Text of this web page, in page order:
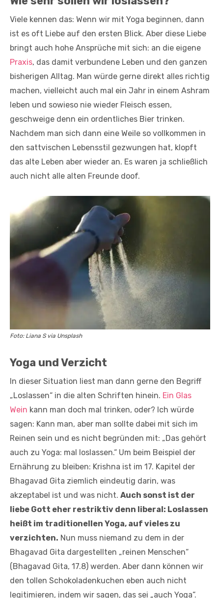
Viele kennen das: Wenn wir mit Yoga beginnen, dann
ist es oft Liebe auf den ersten Blick. Aber diese Liebe
bringt auch hohe Ansprüche mit sich: an die eigene
Praxis, das damit verbundene Leben und den ganzen
bisherigen Alltag. Man würde gerne direkt alles richtig
machen, vielleicht auch mal ein Jahr in einem Ashram
leben und sowieso nie wieder Fleisch essen,
geschweige denn ein ordentliches Bier trinken.
Nachdem man sich dann eine Weile so vollkommen in
den sattvischen Lebensstil gezwungen hat, klopft
das alte Leben aber wieder an. Es waren ja schließlich
auch nicht alle alten Freunde doof.
Foto: Liana S via Unsplash
Yoga und Verzicht
In dieser Situation liest man dann gerne den Begriff
„Loslassen“ in die alten Schriften hinein. Ein Glas
Wein kann man doch mal trinken, oder? Ich würde
sagen: Kann man, aber man sollte dabei mit sich im
Reinen sein und es nicht begründen mit: „Das gehört
auch zu Yoga: mal loslassen.“ Um beim Beispiel der
Ernährung zu bleiben: Krishna ist im 17. Kapitel der
Bhagavad Gita ziemlich eindeutig darin, was
akzeptabel ist und was nicht. Auch sonst ist der
liebe Gott eher restriktiv denn liberal: Loslassen
heißt im traditionellen Yoga, auf vieles zu
verzichten. Nun muss niemand zu dem in der
Bhagavad Gita dargestellten „reinen Menschen“
(Bhagavad Gita, 17.8) werden. Aber dann können wir
den tollen Schokoladenkuchen eben auch nicht
legitimieren, indem wir sagen, das sei „auch Yoga“.